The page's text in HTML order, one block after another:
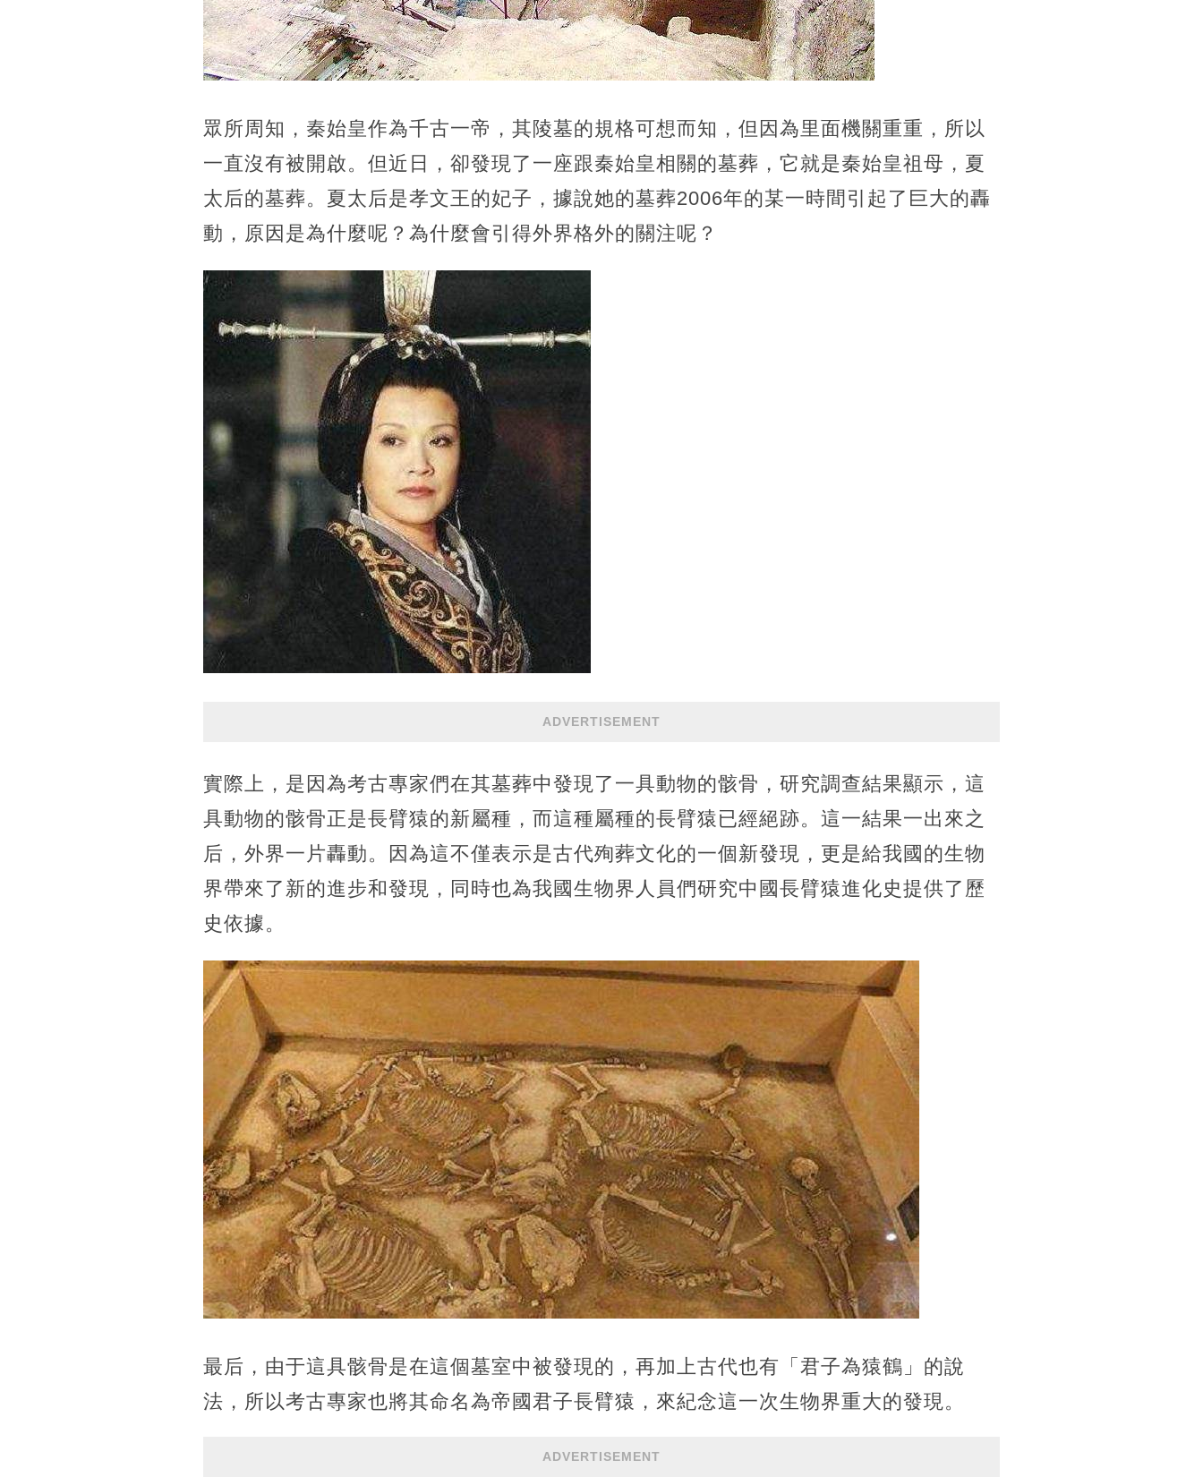
眾所周知，秦始皇作為千古一帝，其陵墓的規格可想而知，但因為里面機關重重，所以
一直沒有被開啟。但近日，卻發現了一座跟秦始皇相關的墓葬，它就是秦始皇祖母，夏
太后的墓葬。夏太后是孝文王的妃子，據說她的墓葬2006年的某一時間引起了巨大的轟
動，原因是為什麼呢？為什麼會引得外界格外的關注呢？
ADVERTISEMENT
實際上，是因為考古專家們在其墓葬中發現了一具動物的骸骨，研究調查結果顯示，這
具動物的骸骨正是長臂猿的新屬種，而這種屬種的長臂猿已經絕跡。這一結果一出來之
后，外界一片轟動。因為這不僅表示是古代殉葬文化的一個新發現，更是給我國的生物
界帶來了新的進步和發現，同時也為我國生物界人員們研究中國長臂猿進化史提供了歷
史依據。
最后，由于這具骸骨是在這個墓室中被發現的，再加上古代也有「君子為猿鶴」的說
法，所以考古專家也將其命名為帝國君子長臂猿，來紀念這一次生物界重大的發現。
ADVERTISEMENT